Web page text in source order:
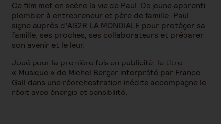
Ce film met en scène la vie de Paul. De jeune apprenti
plombier à entrepreneur et père de famille, Paul
signe auprès d’AG2R LA MONDIALE pour protéger sa
famille, ses proches, ses collaborateurs et préparer
son avenir et le leur.
Joué pour la première fois en publicité, le titre
« Musique » de Michel Berger interprété par France
Gall dans une réorchestration inédite accompagne le
récit avec énergie et sensibilité.